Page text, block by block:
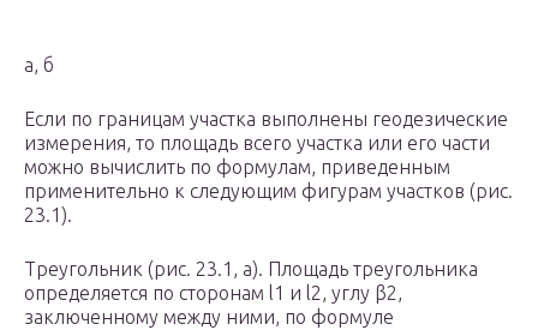
а, б
Если по границам участка выполнены геодезические
измерения, то площадь всего участка или его части
можно вычислить по формулам, приведенным
применительно к следующим фигурам участков (рис.
23.1).
Треугольник (рис. 23.1, а). Площадь треугольника
определяется по сторонам l1 и l2, углу β2,
заключенному между ними, по формуле